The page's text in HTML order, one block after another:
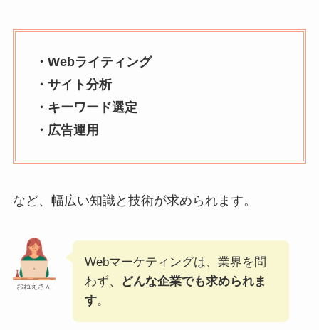
・Webライティング
・サイト分析
・キーワード選定
・広告運用
など、幅広い知識と技術が求められます。
おねえさん
Webマーケティングは、業界を問
わず、
どんな企業でも求められま
す。